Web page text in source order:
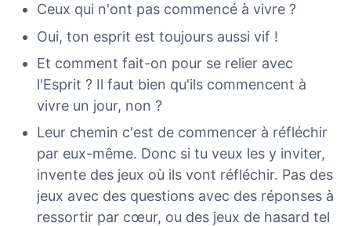
Ceux qui n'ont pas commencé à vivre ?
Oui, ton esprit est toujours aussi vif !
Et comment fait-on pour se relier avec
l'Esprit ? Il faut bien qu'ils commencent à
vivre un jour, non ?
Leur chemin c'est de commencer à réfléchir
par eux-même. Donc si tu veux les y inviter,
invente des jeux où ils vont réfléchir. Pas des
jeux avec des questions avec des réponses à
ressortir par cœur, ou des jeux de hasard tel